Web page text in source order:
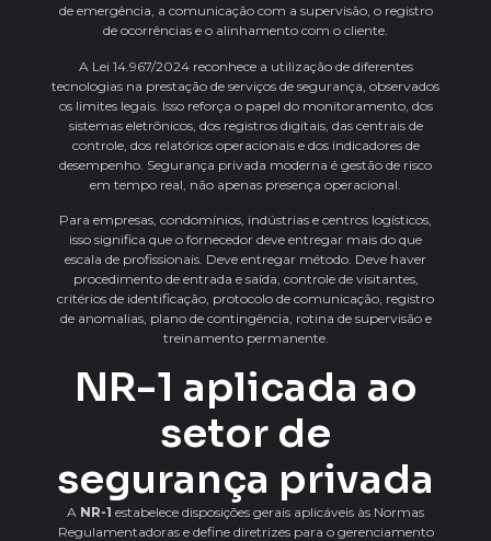
de emergência, a comunicação com a supervisão, o registro
de ocorrências e o alinhamento com o cliente.
A Lei 14.967/2024 reconhece a utilização de diferentes
tecnologias na prestação de serviços de segurança, observados
os limites legais. Isso reforça o papel do monitoramento, dos
sistemas eletrônicos, dos registros digitais, das centrais de
controle, dos relatórios operacionais e dos indicadores de
desempenho. Segurança privada moderna é gestão de risco
em tempo real, não apenas presença operacional.
Para empresas, condomínios, indústrias e centros logísticos,
isso significa que o fornecedor deve entregar mais do que
escala de profissionais. Deve entregar método. Deve haver
procedimento de entrada e saída, controle de visitantes,
critérios de identificação, protocolo de comunicação, registro
de anomalias, plano de contingência, rotina de supervisão e
treinamento permanente.
NR-1 aplicada ao
setor de
segurança privada
A NR-1 estabelece disposições gerais aplicáveis às Normas
Regulamentadoras e define diretrizes para o gerenciamento